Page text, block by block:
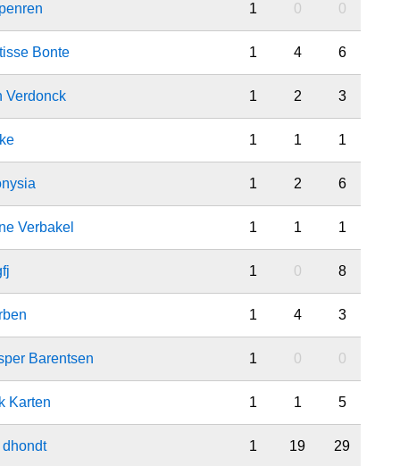
1 0 0
Bonte 1 4 6
Verdonck 1 2 3
1 1 1
1 2 6
Verbakel 1 1 1
1 0 8
1 4 3
Barentsen 1 0 0
Karten 1 1 5
1 19 29